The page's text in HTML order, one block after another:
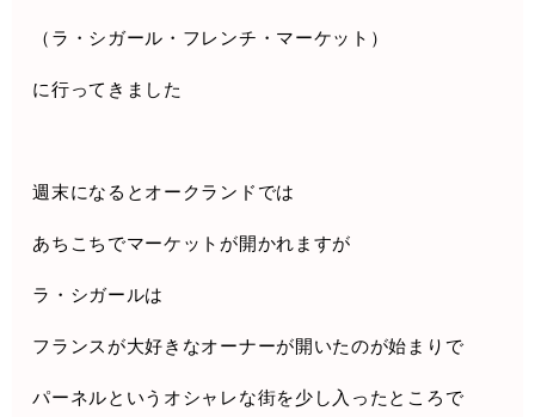
（ラ・シガール・フレンチ・マーケット）
に行ってきました
週末になるとオークランドでは
あちこちでマーケットが開かれますが
ラ・シガールは
フランスが大好きなオーナーが開いたのが始まりで
パーネルというオシャレな街を少し入ったところで